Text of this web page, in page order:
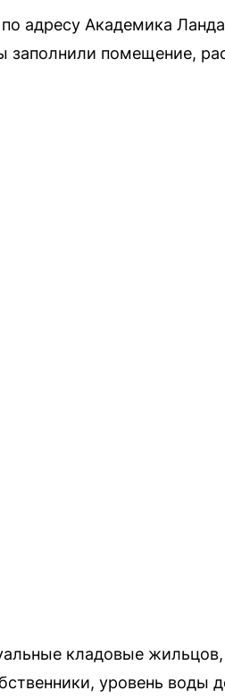
адресу Академика
помещение,
кладовые жильцов,
уровень воды